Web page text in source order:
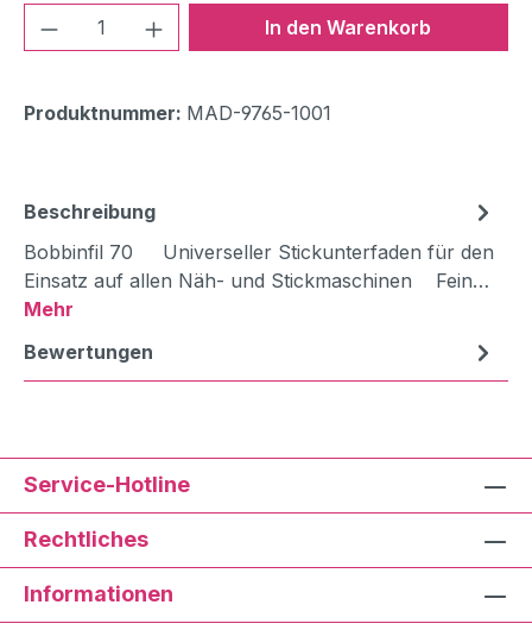
Produkt Anzahl: Gib denIn den Warenkorb
Produktnummer: MAD-9765-1001
Beschreibung
Bobbinfil 70 Universeller Stickunterfaden für den
Einsatz auf allen Näh- und Stickmaschinen Fein…
Mehr
Bewertungen
Service-Hotline
Rechtliches
Informationen